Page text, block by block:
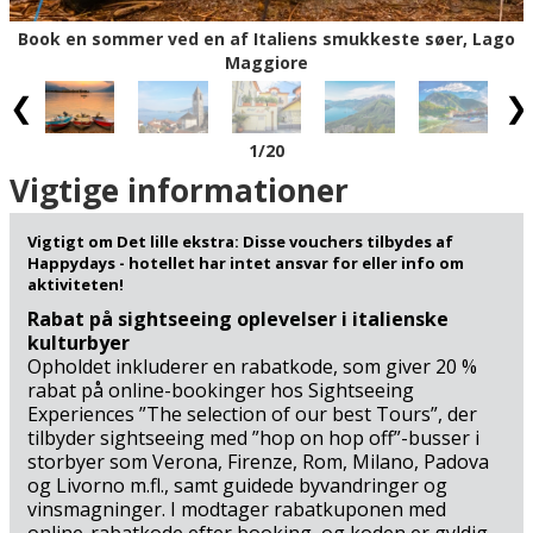
spektakulært panorama af Ticinosletten, til Simplon og
de schweiziske alper og over fire søer – herunder Lago
Maggiore. Foretrækker I at cykle, er der også gode
muligheder for at leje cykler i Baveno og begive jer ud i
det kuperede sølandskab.
Kombinér jeres sommerferie med mere sightseeing; på
vej hertil eller hjem er det oplagt at besøge Como (93 km)
ved Comosøen – som også er kendt for sin naturlige
skønhed og sit behagelige middelhavsklima, hvor der
gror citrontræer, figner og palmer. I kan også køre til
chokoladelandet Schweiz, herunder den internationalt
berømte filmby Locarno (49 km), og herfra tage en
panoramatogtur til Domodossola (41 km), den religiøse
og kulturelle hovedstad i Ossolasdalene, hvor I kan
opleve det verdensarvslistede hellige bjerg, Sacro Monte
Calvario. Udover alle de smukke udflugtsmål i
ferieområdet, er der mere, der lokker på ferien, nemlig
gastronomien og vinene: Piemontes lækre mad – og
verdenskendte vine som Barolo og Barbaresco – gør, at
Book en sommer ved en af Italiens smukkeste søer, Lago
Maggiore
1/20
Vigtige informationer
Vigtigt om Det lille ekstra: Disse vouchers tilbydes af
Happydays - hotellet har intet ansvar for eller info om
aktiviteten!
Rabat på sightseeing oplevelser i italienske
kulturbyer
Opholdet inkluderer en rabatkode, som giver 20 %
rabat på online-bookinger hos Sightseeing
Experiences ”The selection of our best Tours”, der
tilbyder sightseeing med ”hop on hop off”-busser i
storbyer som Verona, Firenze, Rom, Milano, Padova
og Livorno m.fl., samt guidede byvandringer og
vinsmagninger. I modtager rabatkuponen med